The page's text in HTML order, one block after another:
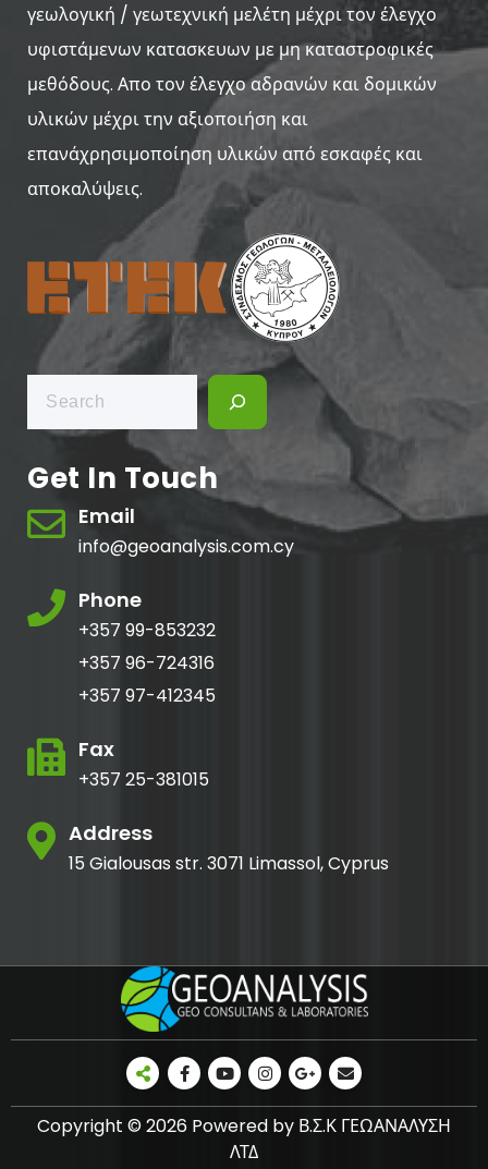
γεωλογική / γεωτεχνική μελέτη μέχρι τον έλεγχο
υφιστάμενων κατασκευων με μη καταστροφικές
μεθόδους. Απο τον έλεγχο αδρανών και δομικών
υλικών μέχρι την αξιοποιήση και
επανάχρησιμοποίηση υλικών από εσκαφές και
αποκαλύψεις.
Get In Touch
Email
info@geoanalysis.com.cy
Phone
+357 99-853232
+357 96-724316
+357 97-412345
Fax
+357 25-381015
Address
15 Gialousas str. 3071 Limassol, Cyprus
Copyright © 2026 Powered by Β.Σ.Κ ΓΕΩΑΝΑΛΥΣΗ
ΛΤΔ